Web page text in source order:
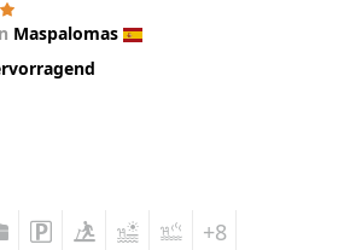
Maspalomas
+8